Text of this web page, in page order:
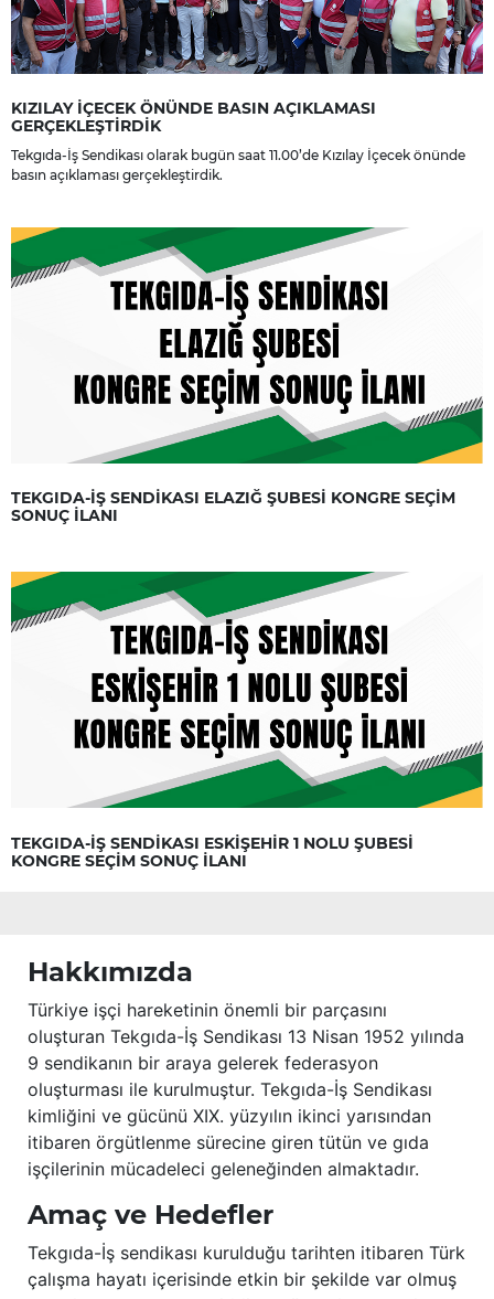
KIZILAY İÇECEK ÖNÜNDE BASIN AÇIKLAMASI
GERÇEKLEŞTİRDİK
Tekgıda-İş Sendikası olarak bugün saat 11.00’de Kızılay İçecek önünde
basın açıklaması gerçekleştirdik.
TEKGIDA-İŞ SENDİKASI ELAZIĞ ŞUBESİ KONGRE SEÇİM
SONUÇ İLANI
TEKGIDA-İŞ SENDİKASI ESKİŞEHİR 1 NOLU ŞUBESİ
KONGRE SEÇİM SONUÇ İLANI
Hakkımızda
Türkiye işçi hareketinin önemli bir parçasını
oluşturan Tekgıda-İş Sendikası 13 Nisan 1952 yılında
9 sendikanın bir araya gelerek federasyon
oluşturması ile kurulmuştur. Tekgıda-İş Sendikası
kimliğini ve gücünü XIX. yüzyılın ikinci yarısından
itibaren örgütlenme sürecine giren tütün ve gıda
işçilerinin mücadeleci geleneğinden almaktadır.
Amaç ve Hedefler
Tekgıda-İş sendikası kurulduğu tarihten itibaren Türk
çalışma hayatı içerisinde etkin bir şekilde var olmuş